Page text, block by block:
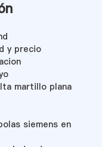
y precio
martillo plana
siemens en